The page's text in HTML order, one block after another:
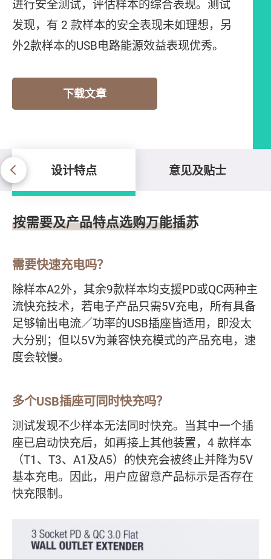
进行安全测试，评估样本的综合表现。测试
发现，有 2 款样本的安全表现未如理想，另
外2款样本的USB电路能源效益表现优秀。
下载文章
设计特点 意见及贴士
设计特点
按需要及产品特点选购万能插苏
需要快速充电吗？
除样本A2外，其余9款样本均支援PD或QC两种主
流快充技术，若电子产品只需5V充电，所有具备
足够输出电流／功率的USB插座皆适用，即没太
大分别；但以5V为兼容快充模式的产品充电，速
度会较慢。
多个USB插座可同时快充吗？
测试发现不少样本无法同时快充。当其中一个插
座已启动快充后，如再接上其他装置，4 款样本
（T1、T3、A1及A5）的快充会被终止并降为5V
基本充电。因此，用户应留意产品标示是否存在
快充限制。